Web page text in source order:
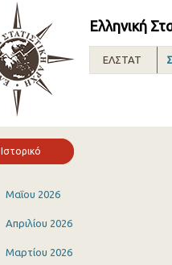
Ελληνική
ΕΛΣΤΑΤ
Ιστορικό
Μαΐου 2026
Απριλίου 2026
Μαρτίου 2026